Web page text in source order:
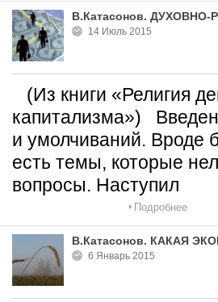
В.Катасонов.
14 Июль 2015
(Из книги «Религия
капитализма»)
и умолчиваний. Вроде
есть темы, которые
вопросы. Наступил
Подробнее
В.Катасонов. КАКАЯ
6 Январь 2015